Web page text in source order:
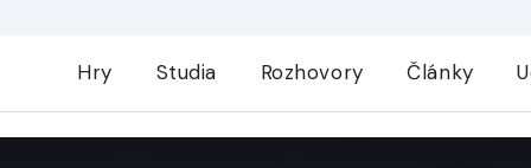
Hry Studia Rozhovory Články